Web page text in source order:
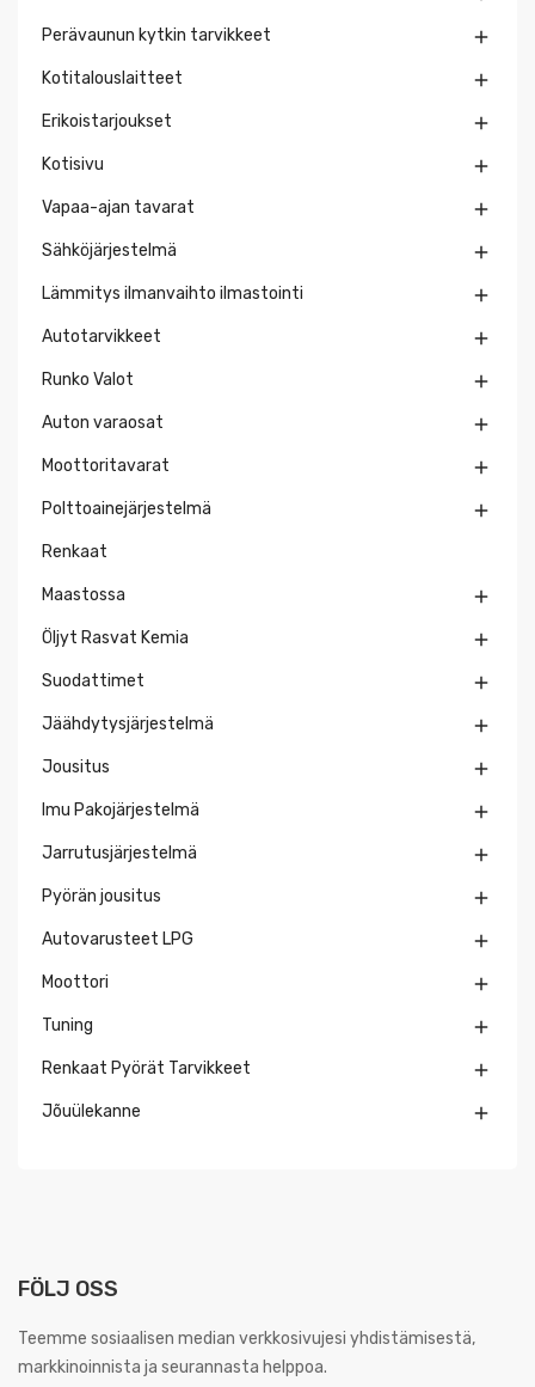
Perävaunun kytkin tarvikkeet 
Kotitalouslaitteet 
Erikoistarjoukset 
Kotisivu 
Vapaa-ajan tavarat 
Sähköjärjestelmä 
Lämmitys ilmanvaihto ilmastointi 
Autotarvikkeet 
Runko Valot 
Auton varaosat 
Moottoritavarat 
Polttoainejärjestelmä 
Renkaat
Maastossa 
Öljyt Rasvat Kemia 
Suodattimet 
Jäähdytysjärjestelmä 
Jousitus 
Imu Pakojärjestelmä 
Jarrutusjärjestelmä 
Pyörän jousitus 
Autovarusteet LPG 
Moottori 
Tuning 
Renkaat Pyörät Tarvikkeet 
Jõuülekanne 
FÖLJ OSS
Teemme sosiaalisen median verkkosivujesi yhdistämisestä,
markkinoinnista ja seurannasta helppoa.